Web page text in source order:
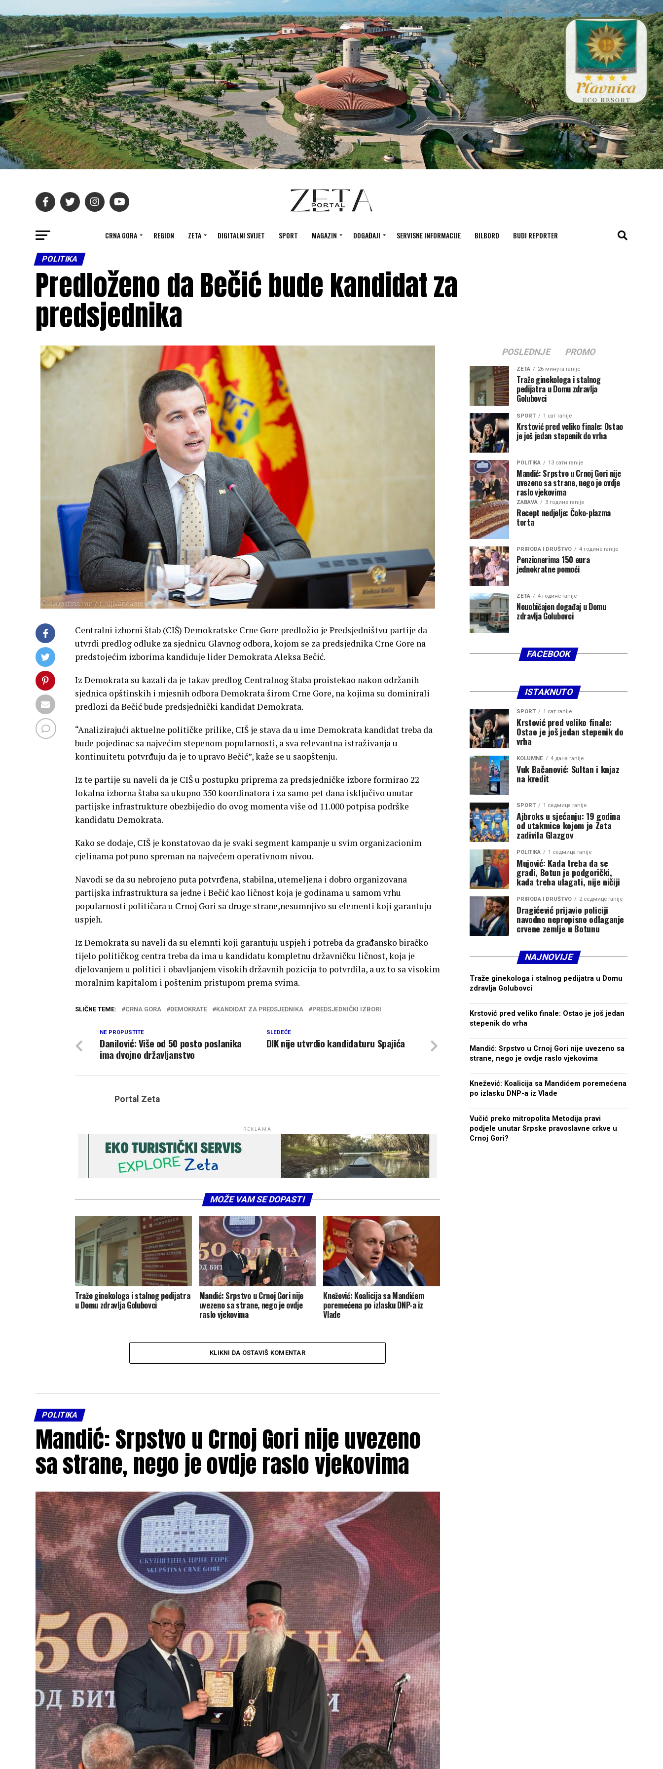
CRNA GORA REGION ZETA DIGITALNI SVIJET SPORT MAGAZIN DOGAĐAJI SERVISNE INFORMACIJE BILBORD BUDI REPORTER
POLITIKA
Predloženo da Bečić bude kandidat za
predsjednika
Centralni izborni štab (CIŠ) Demokratske Crne Gore predložio je Predsjedništvu partije da
utvrdi predlog odluke za sjednicu Glavnog odbora, kojom se za predsjednika Crne Gore na
predstojećim izborima kandiduje lider Demokrata Aleksa Bečić.
Iz Demokrata su kazali da je takav predlog Centralnog štaba proistekao nakon održanih
sjednica opštinskih i mjesnih odbora Demokrata širom Crne Gore, na kojima su dominirali
predlozi da Bečić bude predsjednički kandidat Demokrata.
“Analizirajući aktuelne političke prilike, CIŠ je stava da u ime Demokrata kandidat treba da
bude pojedinac sa najvećim stepenom popularnosti, a sva relevantna istraživanja u
kontinuitetu potvrđuju da je to upravo Bečić”, kaže se u saopštenju.
Iz te partije su naveli da je CIŠ u postupku priprema za predsjedničke izbore formirao 22
lokalna izborna štaba sa ukupno 350 koordinatora i za samo pet dana isključivo unutar
partijske infrastrukture obezbijedio do ovog momenta više od 11.000 potpisa podrške
kandidatu Demokrata.
Kako se dodaje, CIŠ je konstatovao da je svaki segment kampanje u svim organizacionim
cjelinama potpuno spreman na najvećem operativnom nivou.
Navodi se da su nebrojeno puta potvrđena, stabilna, utemeljena i dobro organizovana
partijska infrastruktura sa jedne i Bečić kao ličnost koja je godinama u samom vrhu
popularnosti političara u Crnoj Gori sa druge strane,nesumnjivo su elementi koji garantuju
uspjeh.
Iz Demokrata su naveli da su elemnti koji garantuju uspjeh i potreba da građansko biračko
tijelo političkog centra treba da ima u kandidatu kompletnu državničku ličnost, koja je
djelovanjem u politici i obavljanjem visokih državnih pozicija to potvrdila, a uz to sa visokim
moralnim kapitalom i poštenim pristupom prema svima.
SLIČNE TEME: CRNA GORA DEMOKRATE KANDIDAT ZA PREDSJEDNIKA PREDSJEDNIČKI IZBORI
SLEDEĆE
DIK nije utvrdio kandidaturu Spajića
NE PROPUSTITE
Danilović: Više od 50 posto poslanika
ima dvojno državljanstvo
Portal Zeta
REKLAMA
MOŽE VAM SE DOPASTI
Traže ginekologa i stalnog pedijatra
u Domu zdravlja Golubovci
Mandić: Srpstvo u Crnoj Gori nije
uvezeno sa strane, nego je ovdje
raslo vjekovima
Knežević: Koalicija sa Mandićem
poremećena po izlasku DNP-a iz
Vlade
KLIKNI DA OSTAVIŠ KOMENTAR
POLITIKA
Mandić: Srpstvo u Crnoj Gori nije uvezeno
sa strane, nego je ovdje raslo vjekovima
POSLEDNJE PROMO
ZETA 26 минута ranije
Traže ginekologa i stalnog
pedijatra u Domu zdravlja
Golubovci
SPORT 1 сат ranije
Krstović pred veliko finale: Ostao
je još jedan stepenik do vrha
POLITIKA 13 сати ranije
Mandić: Srpstvo u Crnoj Gori nije
uvezeno sa strane, nego je ovdje
raslo vjekovima
ZABAVA 3 године ranije
Recept nedjelje: Čoko-plazma
torta
PRIRODA I DRUŠTVO 4 године ranije
Penzionerima 150 eura
jednokratne pomoći
ZETA 4 године ranije
Neuobičajen događaj u Domu
zdravlja Golubovci
FACEBOOK
ISTAKNUTO
SPORT 1 сат ranije
Krstović pred veliko finale:
Ostao je još jedan stepenik do
vrha
KOLUMNE 4 дана ranije
Vuk Bačanović: Sultan i knjaz
na kredit
SPORT 1 седмица ranije
Ajbroks u sjećanju: 19 godina
od utakmice kojom je Zeta
zadivila Glazgov
POLITIKA 1 седмица ranije
Mujović: Kada treba da se
gradi, Botun je podgorički,
kada treba ulagati, nije ničiji
PRIRODA I DRUŠTVO 2 седмице ranije
Dragićević prijavio policiji
navodno nepropisno odlaganje
crvene zemlje u Botunu
NAJNOVIJE
Traže ginekologa i stalnog pedijatra u Domu
zdravlja Golubovci
Krstović pred veliko finale: Ostao je još jedan
stepenik do vrha
Mandić: Srpstvo u Crnoj Gori nije uvezeno sa
strane, nego je ovdje raslo vjekovima
Knežević: Koalicija sa Mandićem poremećena
po izlasku DNP-a iz Vlade
Vučić preko mitropolita Metodija pravi
podjele unutar Srpske pravoslavne crkve u
Crnoj Gori?